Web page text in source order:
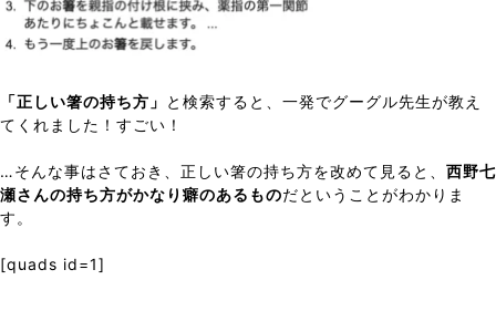
「正しい箸の持ち方」 と検索すると、一発でグーグル先生が教え
てくれました！すごい！
…そんな事はさておき、正しい箸の持ち方を改めて見ると、 西野七
瀬さんの持ち方がかなり癖のあるものだということがわかりま
す。
[quads id=1]